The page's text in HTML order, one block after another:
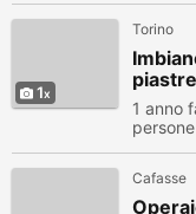
1
Torino
1 anno
Cafasse